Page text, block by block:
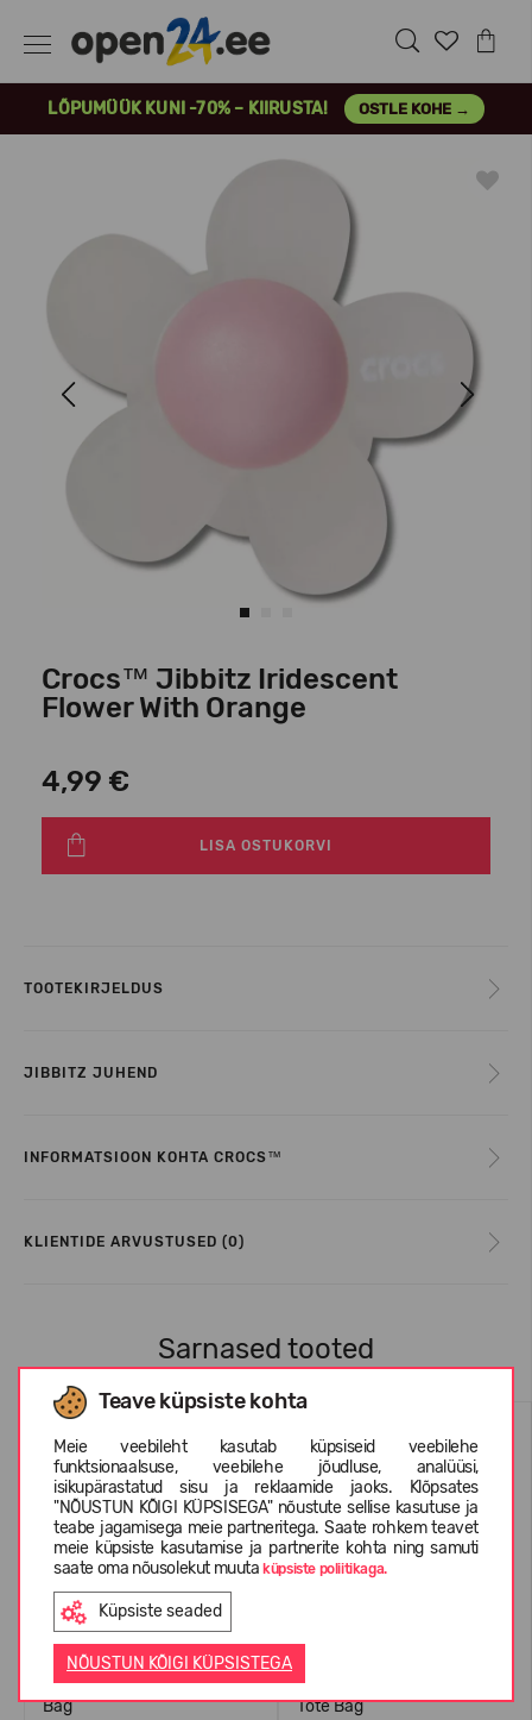
LÕPUMÜÜK KUNI -70% – KIIRUSTA! OSTLE KOHE →
Teave küpsiste kohta
Meie veebileht kasutab küpsiseid veebilehe
funktsionaalsuse, veebilehe jõudluse, analüüsi,
isikupärastatud sisu ja reklaamide jaoks. Klõpsates
"NÕUSTUN KÕIGI KÜPSISEGA" nõustute sellise kasutuse ja
teabe jagamisega meie partneritega. Saate rohkem teavet
meie küpsiste kasutamise ja partnerite kohta ning samuti
saate oma nõusolekut muutaküpsiste poliitikaga.
Küpsiste seaded
NÕUSTUN KÕIGI KÜPSISTEGA
Previous Next
Crocs™ Jibbitz Iridescent
Flower With Orange
4,99 €
LISA OSTUKORVI
TOOTEKIRJELDUS
JIBBITZ JUHEND
INFORMATSIOON KOHTA CROCS™
KLIENTIDE ARVUSTUSED (0)
Sarnased tooted
Crocs™ Classic Small Tote
Bag
Crocs™ Classic Medium
Tote Bag